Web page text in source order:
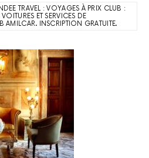
TRAVEL : VOYAGES À PRIX CLUB :
ET SERVICES DE
AMILCAR. INSCRIPTION GRATUITE.